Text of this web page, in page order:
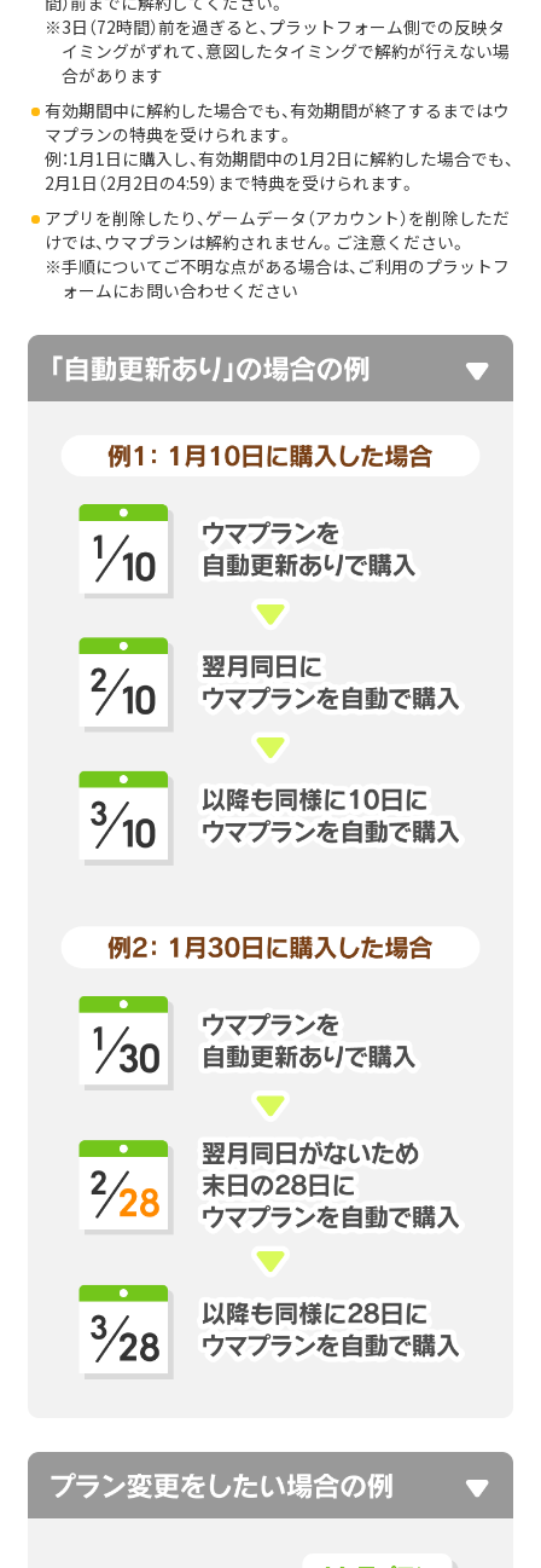
3日（72時間）前を過ぎると、プラットフォーム側での反映タ
イミングがずれて、意図したタイミングで解約が行えない場
合があります
有効期間中に解約した場合でも、有効期間が終了するまではウ
マプランの特典を受けられます。
例：1月1日に購入し、有効期間中の1月2日に解約した場合でも、
2月1日（2月2日の4:59）まで特典を受けられます。
アプリを削除したり、ゲームデータ（アカウント）を削除しただ
けでは、ウマプランは解約されません。ご注意ください。
手順についてご不明な点がある場合は、ご利用のプラットフ
ォームにお問い合わせください